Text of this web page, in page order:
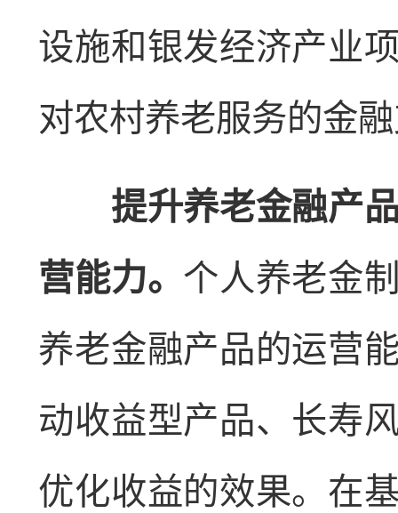
设施和银发经济产业
对农村养老服务的金
提升养老金融产品
营能力。 个人养老金
养老金融产品的运营
动收益型产品、长寿
优化收益的效果。在